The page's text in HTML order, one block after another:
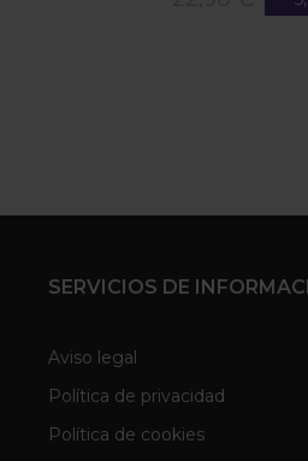
SERVICIOS DE
Aviso legal
Política de privacidad
Política de cookies